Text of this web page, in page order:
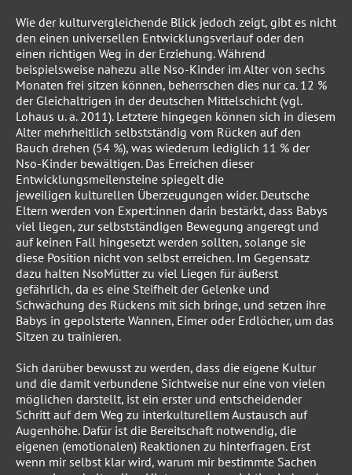
Wie der kulturvergleichende Blick jedoch zeigt, gibt es nicht
den einen universellen Entwicklungsverlauf oder den
einen richtigen Weg in der Erziehung. Während
beispielsweise nahezu alle Nso-Kinder im Alter von sechs
Monaten frei sitzen können, beherrschen dies nur ca. 12 %
der Gleichaltrigen in der deutschen Mittelschicht (vgl.
Lohaus u. a. 2011). Letztere hingegen können sich in diesem
Alter mehrheitlich selbstständig vom Rücken auf den
Bauch drehen (54 %), was wiederum lediglich 11 % der
Nso-Kinder bewältigen. Das Erreichen dieser
Entwicklungsmeilensteine spiegelt die
jeweiligen kulturellen Überzeugungen wider. Deutsche
Eltern werden von Expert:innen darin bestärkt, dass Babys
viel liegen, zur selbstständigen Bewegung angeregt und
auf keinen Fall hingesetzt werden sollten, solange sie
diese Position nicht von selbst erreichen. Im Gegensatz
dazu halten NsoMütter zu viel Liegen für äußerst
gefährlich, da es eine Steifheit der Gelenke und
Schwächung des Rückens mit sich bringe, und setzen ihre
Babys in gepolsterte Wannen, Eimer oder Erdlöcher, um das
Sitzen zu trainieren.
Sich darüber bewusst zu werden, dass die eigene Kultur
und die damit verbundene Sichtweise nur eine von vielen
möglichen darstellt, ist ein erster und entscheidender
Schritt auf dem Weg zu interkulturellem Austausch auf
Augenhöhe. Dafür ist die Bereitschaft notwendig, die
eigenen (emotionalen) Reaktionen zu hinterfragen. Erst
wenn mir selbst klar wird, warum mir bestimmte Sachen